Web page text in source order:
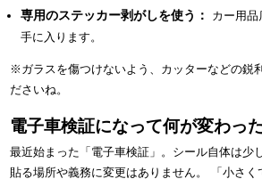
専用のステッカー剥がしを使う：
カー用品
手に入ります。
※ガラスを傷つけないよう、カッターなどの鋭
ださいね。
電子車検証になって何が変わっ
最近始まった「電子車検証」。シール自体は少
貼る場所や義務に変更はありません。 「小さく